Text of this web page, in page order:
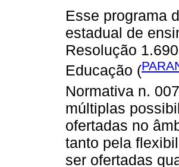
Esse programa
estadual de
Resolução
Educação (
Normativa n.
múltiplas
ofertadas no
tanto pela
ser ofertadas